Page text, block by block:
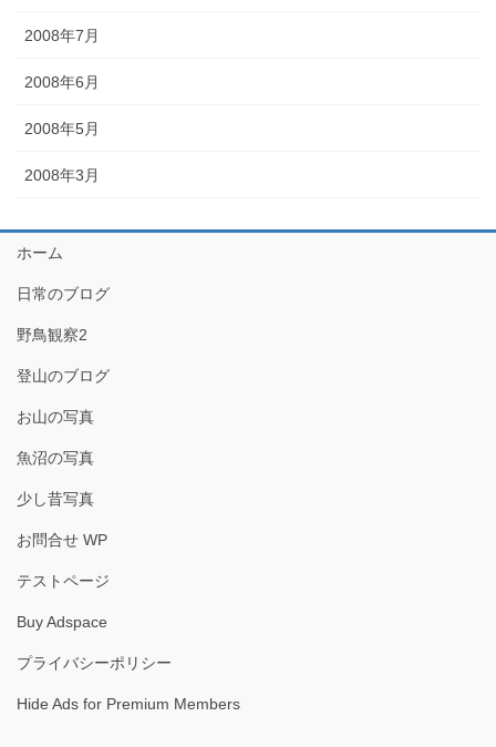
2008年7月
2008年6月
2008年5月
2008年3月
ホーム
日常のブログ
野鳥観察2
登山のブログ
お山の写真
魚沼の写真
少し昔写真
お問合せ WP
テストページ
Buy Adspace
プライバシーポリシー
Hide Ads for Premium Members